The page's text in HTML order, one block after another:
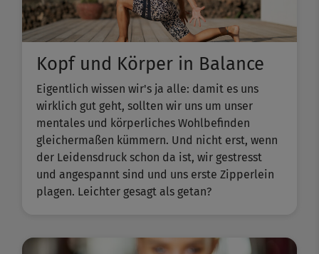
Kopf und Körper in Balance
Eigentlich wissen wir's ja alle: damit es uns
wirklich gut geht, sollten wir uns um unser
mentales und körperliches Wohlbefinden
gleichermaßen kümmern. Und nicht erst, wenn
der Leidensdruck schon da ist, wir gestresst
und angespannt sind und uns erste Zipperlein
plagen. Leichter gesagt als getan?